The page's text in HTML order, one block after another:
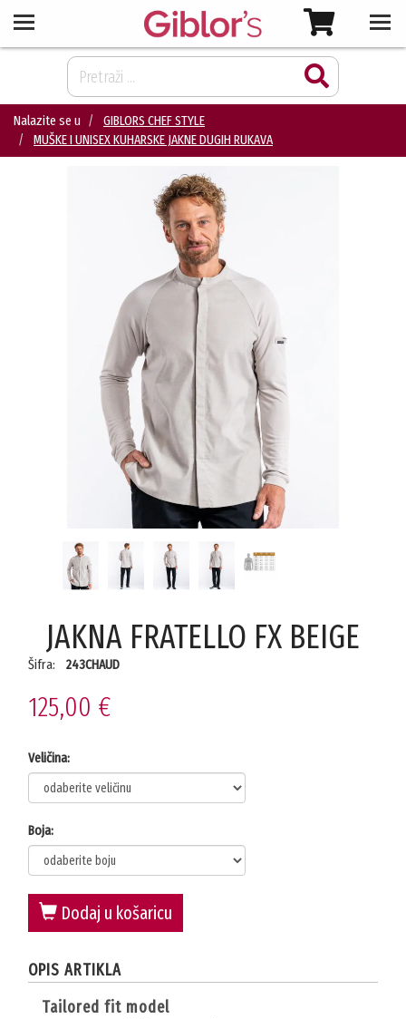
Nalazite se u
GIBLORS CHEF STYLE
MUŠKE I UNISEX KUHARSKE JAKNE DUGIH RUKAVA
JAKNA FRATELLO FX BEIGE
Šifra: 243CHAUD
125,00 €
Veličina:
Boja:
Dodaj u košaricu
OPIS ARTIKLA
tailored fit model